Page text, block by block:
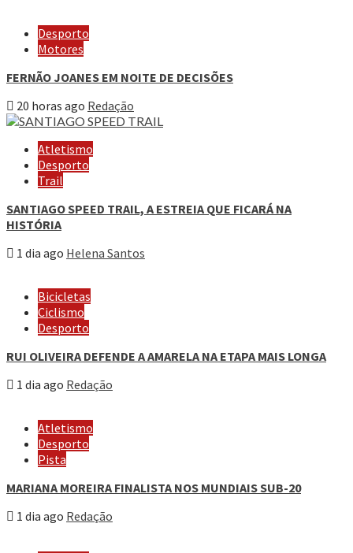
Desporto
Motores
FERNÃO JOANES EM NOITE DE DECISÕES
20 horas ago Redação
Atletismo
Desporto
Trail
SANTIAGO SPEED TRAIL, A ESTREIA QUE FICARÁ NA
HISTÓRIA
1 dia ago Helena Santos
Bicicletas
Ciclismo
Desporto
RUI OLIVEIRA DEFENDE A AMARELA NA ETAPA MAIS LONGA
1 dia ago Redação
Atletismo
Desporto
Pista
MARIANA MOREIRA FINALISTA NOS MUNDIAIS SUB-20
1 dia ago Redação